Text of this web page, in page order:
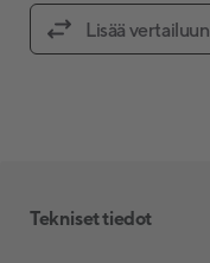
Lisää vertailuun
Tekniset tiedot